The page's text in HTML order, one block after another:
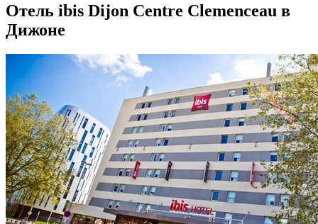
Отель ibis Dijon Centre Clemenceau в
Дижоне